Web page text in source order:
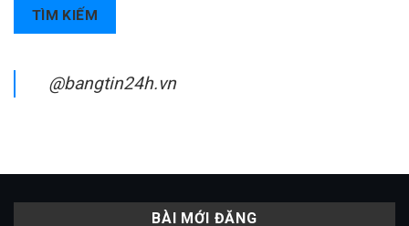
TÌM KIẾM
@bangtin24h.vn
BÀI MỚI ĐĂNG